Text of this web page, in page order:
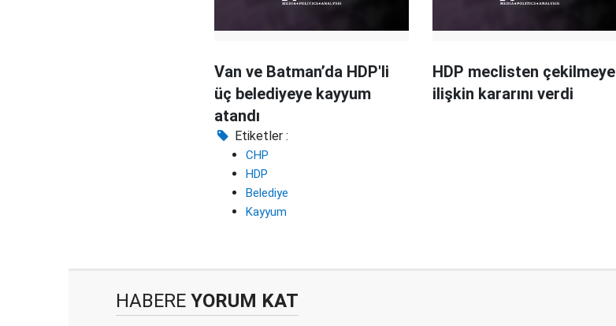
Van ve Batman’da HDP'li
üç belediyeye kayyum
atandı
HDP meclisten çekilmeye
ilişkin kararını verdi
Etiketler :
CHP
HDP
Belediye
Kayyum
HABERE YORUM KAT